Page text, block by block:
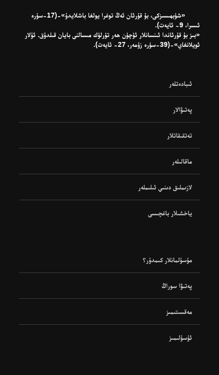
«شۈبھىسىزكى، بۇ قۇرئان ئەڭ توغرا يولغا باشلايدۇ»-(17-سۈرە
ئىسرا، 9- ئايەت).
«بىز بۇ قۇرئاندا ئىنسانلار ئۈچۈن ھەر تۈرلۈك مىسالنى بايان قىلدۇق. ئۇلار
ئويلانغاي»-(39-سۈرە زۇمەر، 27- ئايەت).
ئىبادەتلەر
پەتىۋالار
تەتقىقاتلار
ماقالىلەر
لازىملىق دىنىي ئىلىملەر
ياخشىلار باغچىسى
مۇسۇلمانلار كىمدۇر؟
پەتىۋا سوراڭ
مەقسىتىمىز
ئۇسۇلىمىز